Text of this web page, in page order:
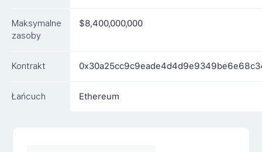
Maksymalne
zasoby
$8,400,000,000
Kontrakt
Łańcuch Ethereum